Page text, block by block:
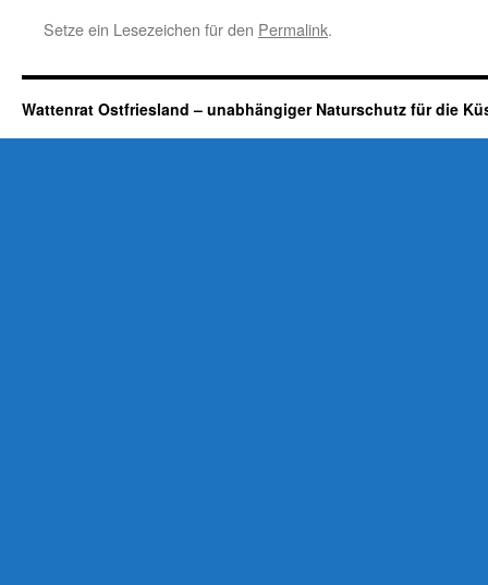
Setze ein Lesezeichen für den Permalink.
Wattenrat Ostfriesland – unabhängiger Naturschutz für die